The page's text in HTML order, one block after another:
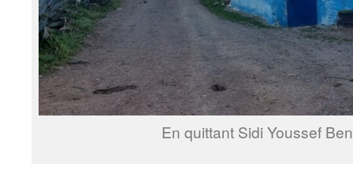
En quittant Sidi Youssef